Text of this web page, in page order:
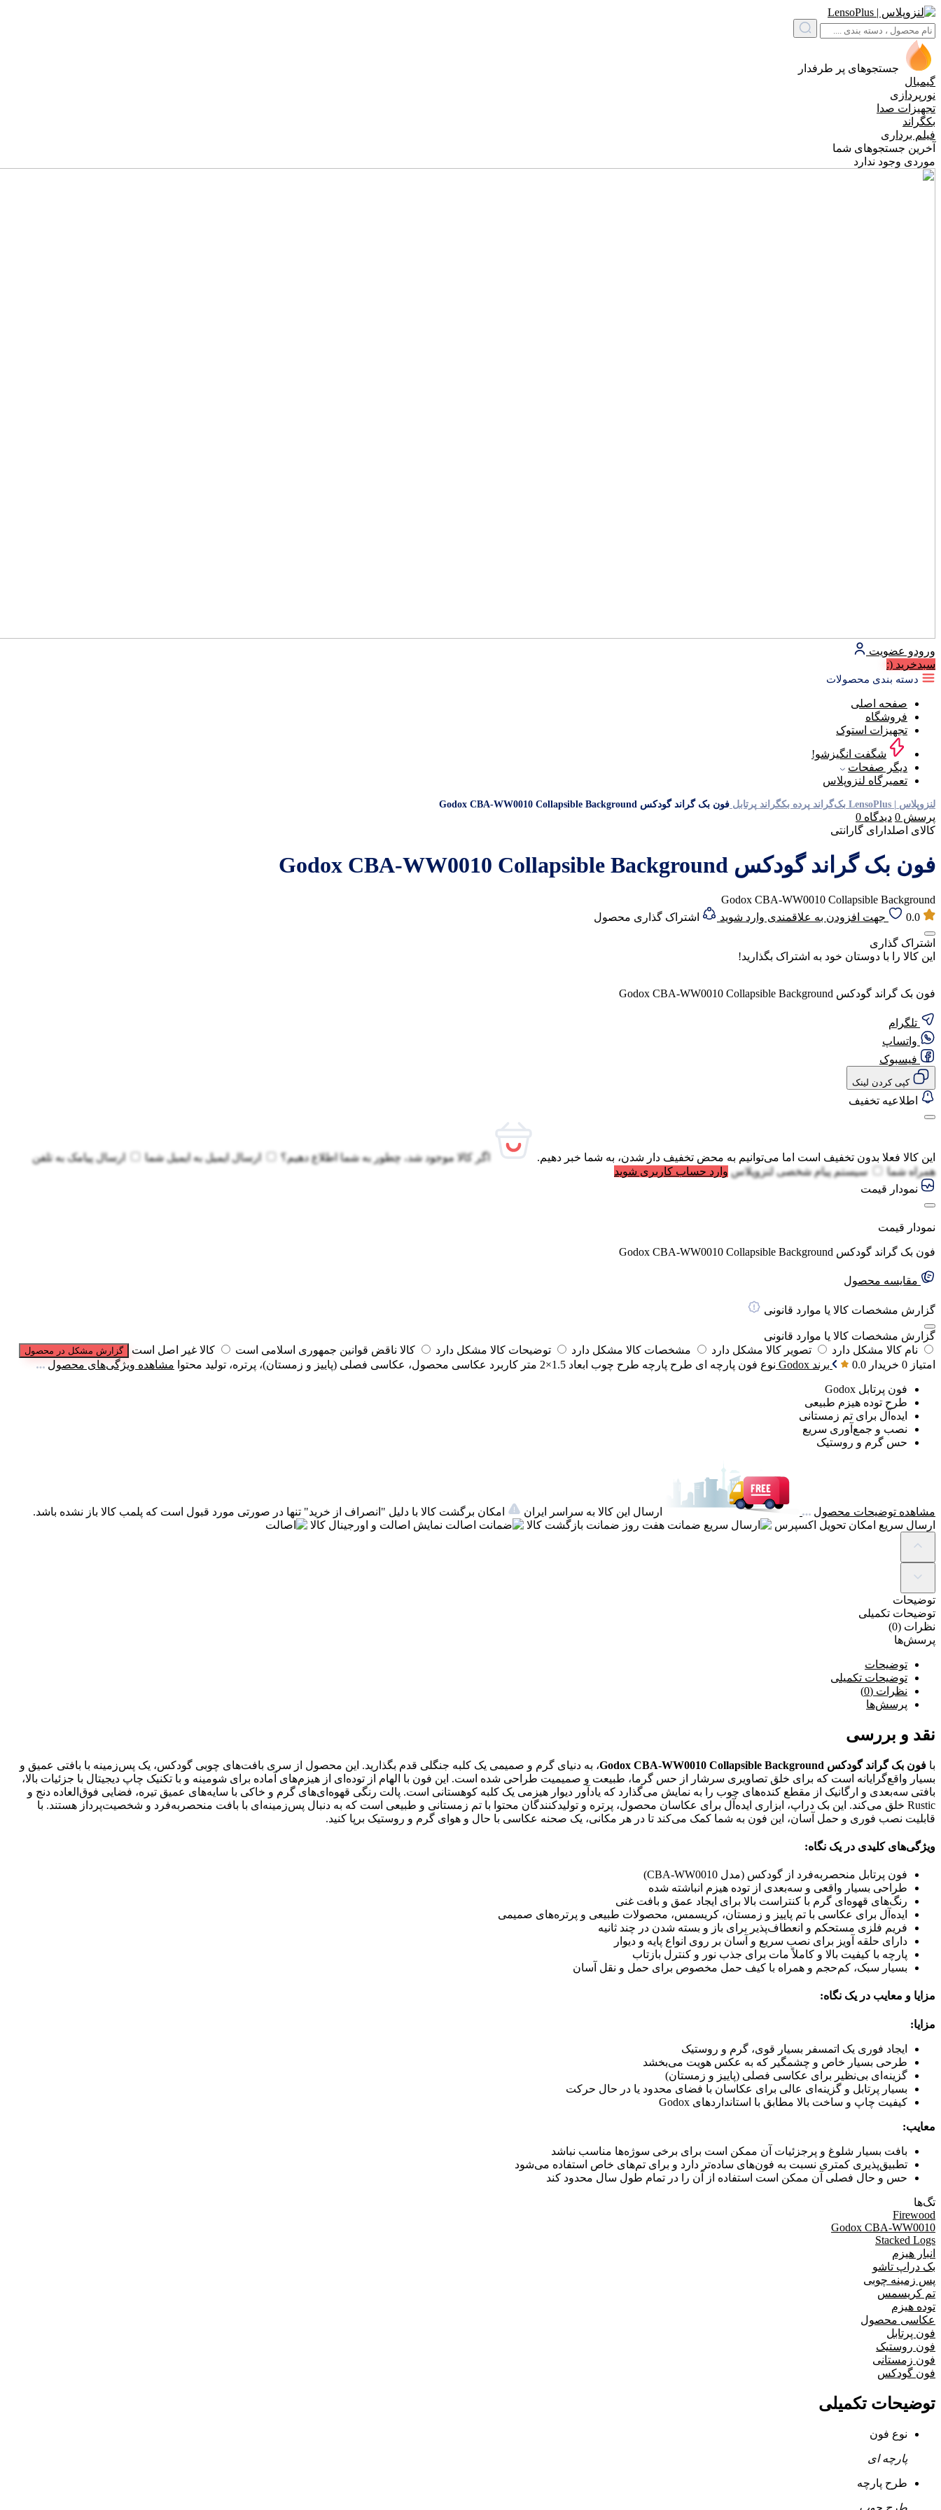
جستجوهای پر طرفدار
گیمبال
نورپردازی
تجهیزات صدا
بکگراند
فیلم برداری
آخرین جستجوهای شما
موردی وجود ندارد
ورودو عضویت
سبد‌خرید (:
دسته بندی محصولات
صفحه اصلی
فروشگاه
تجهیزات استوک
شگفت انگیزشو!
دیگر صفحات
تعمیرگاه لنزوپلاس
لنزوپلاس | LensoPlus بک‌گراند پرده بکگراند پرتابل فون بک گراند گودکس Godox CBA-WW0010 Collapsible Background
پرسش 0 دیدگاه 0
کالای اصلدارای گارانتی
فون بک گراند گودکس Godox CBA-WW0010 Collapsible Background
Godox CBA-WW0010 Collapsible Background
0.0
جهت افزودن به علاقمندی وارد شوید اشتراک گذاری محصول
اشتراک گذاری
این کالا را با دوستان خود به اشتراک بگذارید!
فون بک گراند گودکس Godox CBA-WW0010 Collapsible Background
تلگرام
واتساپ
فیسبوک
کپی کردن لینک
اطلاعیه تخفیف
این کالا فعلا بدون تخفیف است اما می‌توانیم به محض تخفیف دار شدن، به شما خبر دهیم. اگر کالا موجود شد، چطور به شما اطلاع دهیم؟ ارسال ایمیل به ایمیل شما ارسال پیامک به تلفن
همراه شما
سیستم پیام شخصی لنزوپلاس وارد حساب کاربری شوید
نمودار قیمت
نمودار قیمت
فون بک گراند گودکس Godox CBA-WW0010 Collapsible Background
مقایسه محصول
گزارش مشخصات کالا یا موارد قانونی
گزارش مشخصات کالا یا موارد قانونی
نام کالا مشکل دارد
تصویر کالا مشکل دارد مشخصات کالا مشکل دارد توضیحات کالا مشکل دارد کالا ناقض قوانین جمهوری اسلامی است کالا غیر اصل است گزارش مشکل در محصول
امتیاز 0 خریدار 0.0 برند Godox نوع فون پارچه ای طرح پارچه طرح چوب ابعاد 1.5×2 متر کاربرد عکاسی محصول، عکاسی فصلی (پاییز و زمستان)، پرتره، تولید محتوا مشاهده ویژگی‌های محصول
فون پرتابل Godox
طرح توده هیزم طبیعی
ایده‌آل برای تم زمستانی
نصب و جمع‌آوری سریع
حس گرم و روستیک
مشاهده توضیحات محصول ارسال این کالا به سراسر ایران
امکان برگشت کالا با دلیل "انصراف از خرید" تنها در صورتی مورد قبول است که پلمب کالا باز نشده باشد.
ارسال سریع امکان تحویل اکسپرس ضمانت هفت روز ضمانت بازگشت کالا اصالت نمایش اصالت و اورجینال کالا
توضیحات
توضیحات تکمیلی
نظرات (0)
پرسش‌ها
توضیحات
توضیحات تکمیلی
نظرات (0)
پرسش‌ها
نقد و بررسی
با فون بک گراند گودکس Godox CBA-WW0010 Collapsible Background
، به دنیای گرم و صمیمی یک کلبه جنگلی قدم بگذارید. این محصول از سری بافت‌های چوبی گودکس، یک پس‌زمینه با بافتی عمیق و
بسیار واقع‌گرایانه است که برای خلق تصاویری سرشار از حس گرما، طبیعت و صمیمیت طراحی شده است. این فون با الهام از توده‌ای از هیزم‌های آماده برای شومینه و با تکنیک چاپ دیجیتال با جزئیات بالا،
بافتی سه‌بعدی و ارگانیک از مقطع کنده‌های چوب را به نمایش می‌گذارد که یادآور دیوار هیزمی یک کلبه کوهستانی است. پالت رنگی قهوه‌ای‌های گرم و خاکی با سایه‌های عمیق تیره، فضایی فوق‌العاده دنج و
Rustic خلق می‌کند. این بک دراپ، ابزاری ایده‌آل برای عکاسان محصول، پرتره و تولیدکنندگان محتوا با تم زمستانی و طبیعی است که به دنبال پس‌زمینه‌ای با بافت منحصربه‌فرد و شخصیت‌پرداز هستند. با
قابلیت نصب فوری و حمل آسان، این فون به شما کمک می‌کند تا در هر مکانی، یک صحنه عکاسی با حال و هوای گرم و روستیک برپا کنید.
ویژگی‌های کلیدی در یک نگاه:
فون پرتابل منحصربه‌فرد از گودکس (مدل CBA-WW0010)
طراحی بسیار واقعی و سه‌بعدی از توده هیزم انباشته شده
رنگ‌های قهوه‌ای گرم با کنتراست بالا برای ایجاد عمق و بافت غنی
ایده‌آل برای عکاسی با تم پاییز و زمستان، کریسمس، محصولات طبیعی و پرتره‌های صمیمی
فریم فلزی مستحکم و انعطاف‌پذیر برای باز و بسته شدن در چند ثانیه
دارای حلقه آویز برای نصب سریع و آسان بر روی انواع پایه و دیوار
پارچه با کیفیت بالا و کاملاً مات برای جذب نور و کنترل بازتاب
بسیار سبک، کم‌حجم و همراه با کیف حمل مخصوص برای حمل و نقل آسان
مزایا و معایب در یک نگاه:
مزایا:
ایجاد فوری یک اتمسفر بسیار قوی، گرم و روستیک
طرحی بسیار خاص و چشمگیر که به عکس هویت می‌بخشد
گزینه‌ای بی‌نظیر برای عکاسی فصلی (پاییز و زمستان)
بسیار پرتابل و گزینه‌ای عالی برای عکاسان با فضای محدود یا در حال حرکت
کیفیت چاپ و ساخت بالا مطابق با استانداردهای Godox
معایب:
بافت بسیار شلوغ و پرجزئیات آن ممکن است برای برخی سوژه‌ها مناسب نباشد
تطبیق‌پذیری کمتری نسبت به فون‌های ساده‌تر دارد و برای تم‌های خاص استفاده می‌شود
حس و حال فصلی آن ممکن است استفاده از آن را در تمام طول سال محدود کند
تگ‌ها
Firewood
Godox CBA-WW0010
Stacked Logs
انبار هیزم
بک دراپ تاشو
پس زمینه چوبی
تم کریسمس
توده هیزم
عکاسی محصول
فون پرتابل
فون روستیک
فون زمستانی
فون گودکس
توضیحات تکمیلی
نوع فون
پارچه ای
طرح پارچه
طرح چوب